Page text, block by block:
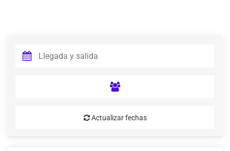
Actualizar fechas